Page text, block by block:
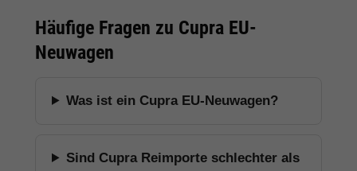
Häufige Fragen zu Cupra EU-
Neuwagen
Was ist ein Cupra EU-Neuwagen?
Sind Cupra Reimporte schlechter als